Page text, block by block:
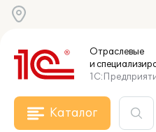
Отраслевые
и
Каталог